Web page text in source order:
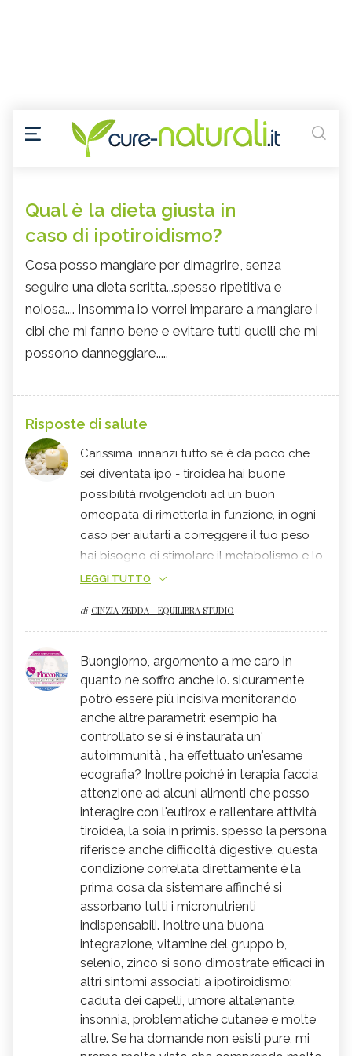
Qual è la dieta giusta in
caso di ipotiroidismo?
Cosa posso mangiare per dimagrire, senza
seguire una dieta scritta...spesso ripetitiva e
noiosa.... Insomma io vorrei imparare a mangiare i
cibi che mi fanno bene e evitare tutti quelli che mi
possono danneggiare.....
Risposte di salute
Carissima, innanzi tutto se è da poco che
sei diventata ipo - tiroidea hai buone
possibilità rivolgendoti ad un buon
omeopata di rimetterla in funzione, in ogni
caso per aiutarti a correggere il tuo peso
hai bisogno di stimolare il metabolismo e lo
puoi fare muovendoti molto e in maniera
lunga. evita poi quei cibi che rallentano il
broccolie famiglia) ed anche le uova
ostacolano il lavoro della ghiandola
tiroidea, insieme a carboidrati e
formaggi/latte. Il pesce è senz'altro
indicato. E' importante mangiare integrale
per tenere sotto controllo la glicemia La
dieta zona aiuta molto, ha solo l'handicap
di essere piuttosto laboriosa e ci sono
troppe proteine che andrebbero sostituite
con quelle vegetali. Sempre consultando il
parere medico specie se sei sotto terapia
(eutirox), puoi utilizzare ilfucus, un'alga
ricca di iodio che ha la proprietà di
stimolarne l'attività, ci sono poi ottime tisane
che ti possono aiutare nella depurazione e
nel drenaggio, in sostanza puoi entro le 15
mangiare pasta o cereali integrali, senza
eccedere nelle quantità ed accompagnarle
da verdura cruda e cotta, se sei dinamica
una merenda con yogurt di soya o qualche
LEGGI TUTTO
di CINZIA ZEDDA - EQUILIBRA STUDIO
Buongiorno, argomento a me caro in
quanto ne soffro anche io. sicuramente
potrò essere più incisiva monitorando
anche altre parametri: esempio ha
controllato se si è instaurata un'
autoimmunità , ha effettuato un'esame
ecografia? Inoltre poiché in terapia faccia
attenzione ad alcuni alimenti che posso
interagire con l'eutirox e rallentare attività
tiroidea, la soia in primis. spesso la persona
riferisce anche difficoltà digestive, questa
condizione correlata direttamente è la
prima cosa da sistemare affinché si
assorbano tutti i micronutrienti
indispensabili. Inoltre una buona
integrazione, vitamine del gruppo b,
selenio, zinco si sono dimostrate efficaci in
altri sintomi associati a ipotiroidismo:
caduta dei capelli, umore altalenante,
insonnia, problematiche cutanee e molte
altre. Se ha domande non esisti pure, mi